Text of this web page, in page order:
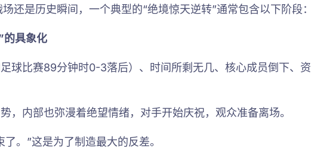
还是历史瞬间，一个典型的“绝境惊天逆转”通常包含以下阶段：
具象化
球比赛89分钟时0-3落后）、时间所剩无几、核心成员倒下、资
，内部也弥漫着绝望情绪，对手开始庆祝，观众准备离场。
了。”这是为了制造最大的反差。